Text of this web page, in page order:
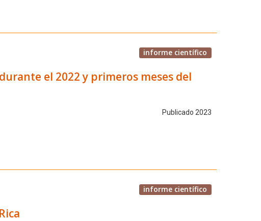
informe científico
el 2022 y primeros meses del
Publicado 2023
informe científico